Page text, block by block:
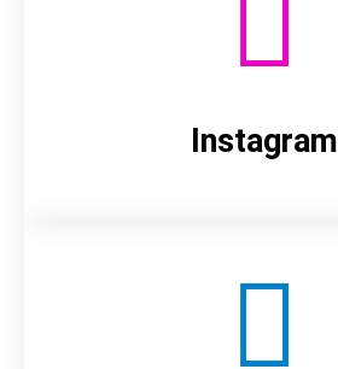
Instagram